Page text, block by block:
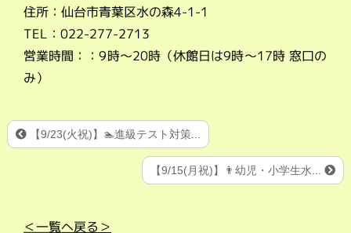
住所：仙台市青葉区水の森4-1-1
TEL：022-277-2713
営業時間：：9時～20時（休館日は9時～17時 窓口の
み）
【9/23(火祝)】🏊進級テスト対策...
【9/15(月祝)】👨幼児・小学生水...
＜一覧へ戻る＞